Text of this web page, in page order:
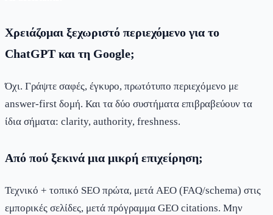
Χρειάζομαι ξεχωριστό περιεχόμενο για το
ChatGPT και τη Google;
Όχι. Γράψτε σαφές, έγκυρο, πρωτότυπο περιεχόμενο με
answer-first δομή. Και τα δύο συστήματα επιβραβεύουν τα
ίδια σήματα: clarity, authority, freshness.
Από πού ξεκινά μια μικρή επιχείρηση;
Τεχνικό + τοπικό SEO πρώτα, μετά AEO (FAQ/schema) στις
εμπορικές σελίδες, μετά πρόγραμμα GEO citations. Μην